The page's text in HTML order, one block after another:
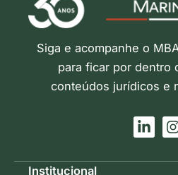
Siga e acompanhe o
para ficar por dentro
conteúdos jurídicos e
L
i
k
I
t
Institucional